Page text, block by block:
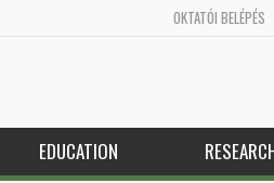
OKTATÓI BELÉPÉS
EDUCATION